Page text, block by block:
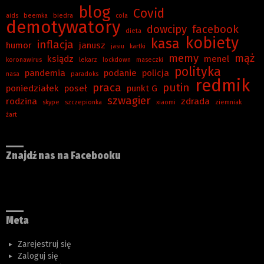
aids beemka biedra blog cola Covid
demotywatory dieta dowcipy facebook
humor inflacja janusz jasiu kartki kasa kobiety
koronawirus ksiądz lekarz lockdown maseczki memy menel mąż
nasa pandemia paradoks podanie policja polityka
poniedziałek poseł praca punkt G putin redmik
rodzina skype szczepionka szwagier xiaomi zdrada
ziemniak
żart
Znajdź nas na Facebooku
Meta
Zarejestruj się
Zaloguj się